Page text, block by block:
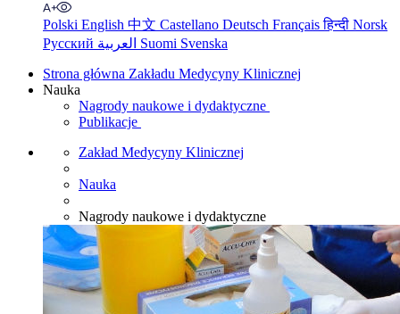
Polski English 中文 Castellano Deutsch Françaisहिन्दी Norsk
Русский
Suomi Svenska
Strona główna Zakładu Medycyny Klinicznej
Nauka
Nagrody naukowe i dydaktyczne
Publikacje
Zakład Medycyny Klinicznej
Nauka
Nagrody naukowe i dydaktyczne